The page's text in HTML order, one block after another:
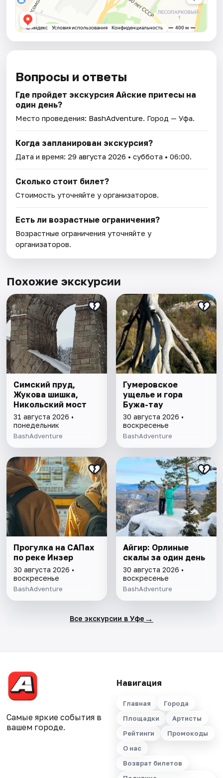
Вопросы и ответы
Где пройдет экскурсия Айские притесы на
один день?
Место проведения: BashAdventure. Город — Уфа.
Когда запланирован экскурсия?
Дата и время:29 августа 2026 • суббота • 06:00.
Сколько стоит билет?
Стоимость уточняйте у организаторов.
Есть ли возрастные ограничения?
Возрастные ограничения уточняйте у
организаторов.
Похожие экскурсии
Симский пруд,
Жукова шишка,
Никольский мост
31 августа 2026 •
понедельник
BashAdventure
Гумеровское
ущелье и гора
Бужа-тау
30 августа 2026 •
воскресенье
BashAdventure
Прогулка на САПах
по реке Инзер
30 августа 2026 •
воскресенье
BashAdventure
Айгир: Орлиные
скалы за один день
30 августа 2026 •
воскресенье
BashAdventure
Все экскурсии в Уфе →
Самые яркие события в
вашем городе.
Навигация
Главная
Города
Площадки
Артисты
Рейтинги
Промокоды
О нас
Возврат билетов